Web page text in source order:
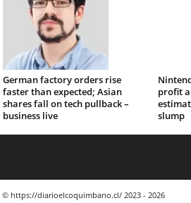
German factory orders rise
faster than expected; Asian
shares fall on tech pullback –
business live
profit
slump
© https://diarioelcoquimbano.cl/ 2023 - 2026